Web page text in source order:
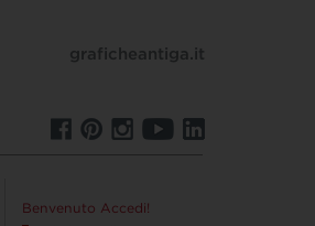
graficheantiga.it
Benvenuto Accedi!